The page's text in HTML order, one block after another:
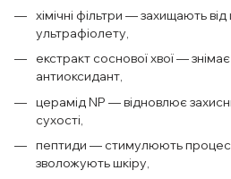
хімічні фільтри — захищають
ультрафіолету,
екстракт соснової хвої —
антиоксидант,
церамід NP — відновлює
сухості,
пептиди — стимулюють
зволожують шкіру,